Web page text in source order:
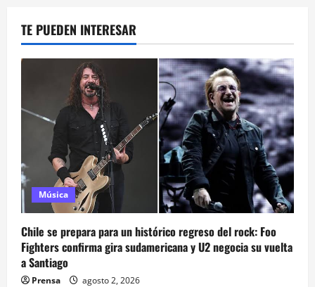
TE PUEDEN INTERESAR
Música
Chile se prepara para un histórico regreso del rock: Foo
Fighters confirma gira sudamericana y U2 negocia su vuelta
a Santiago
Prensa agosto 2, 2026